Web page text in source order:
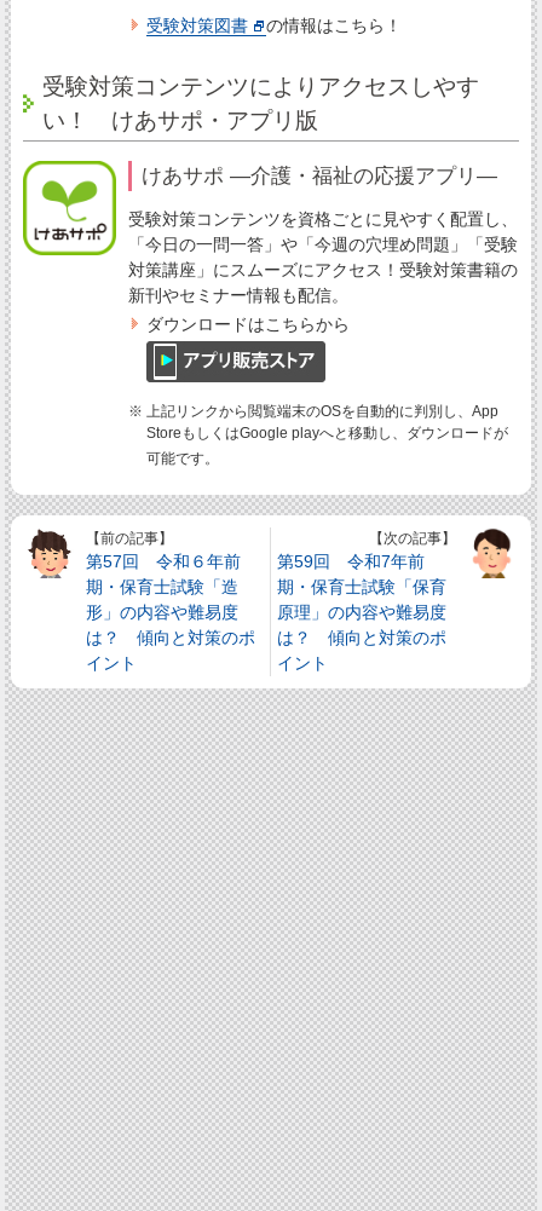
受験対策図書
の情報はこちら！
受験対策コンテンツによりアクセスしやす
い！ けあサポ・アプリ版
けあサポ ―介護・福祉の応援アプリ―
受験対策コンテンツを資格ごとに見やすく配置し、
「今日の一問一答」や「今週の穴埋め問題」「受験
対策講座」にスムーズにアクセス！受験対策書籍の
新刊やセミナー情報も配信。
ダウンロードはこちらから
※ 上記リンクから閲覧端末のOSを自動的に判別し、App
StoreもしくはGoogle playへと移動し、ダウンロードが
可能です。
【前の記事】
第57回 令和６年前
期・保育士試験「造
形」の内容や難易度
は？ 傾向と対策のポ
イント
【次の記事】
第59回 令和7年前
期・保育士試験「保育
原理」の内容や難易度
は？ 傾向と対策のポ
イント